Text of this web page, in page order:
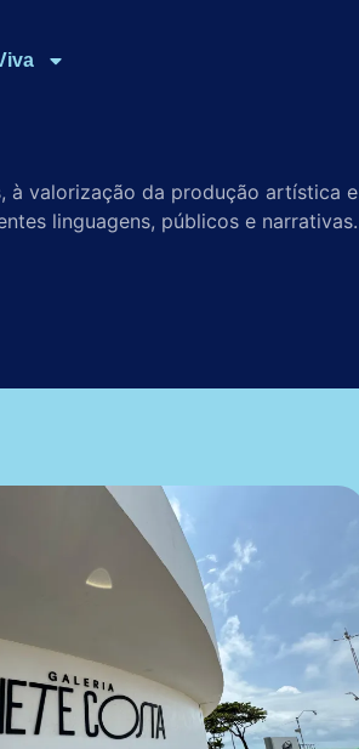
à valorização da produção artística e
linguagens, públicos e narrativas.